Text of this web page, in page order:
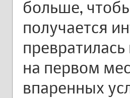
больше,
получается
на первом
впаренных